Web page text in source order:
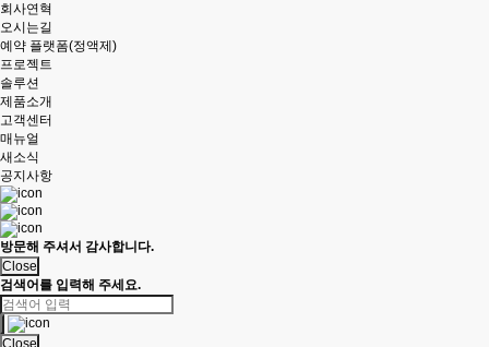
회사연혁
오시는길
예약 플랫폼(정액제)
프로젝트
솔루션
제품소개
고객센터
매뉴얼
새소식
공지사항
방문해 주셔서 감사합니다.
Close
검색어를 입력해 주세요.
Close